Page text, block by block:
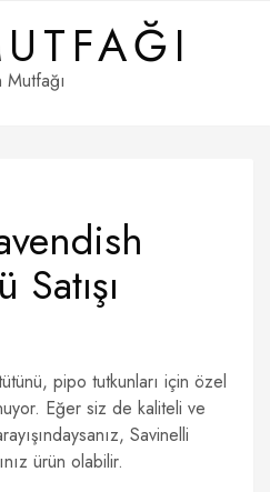
Mutfağı
pipo tutkunları için özel
Eğer siz de kaliteli ve
Savinelli
ürün olabilir.